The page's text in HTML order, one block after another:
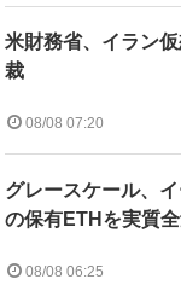
米財務省、イラン
裁
08/08 07:20
グレースケール、
の保有ETHを実質
08/08 06:25